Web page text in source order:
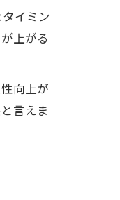
イミン
上がる
向上が
言えま